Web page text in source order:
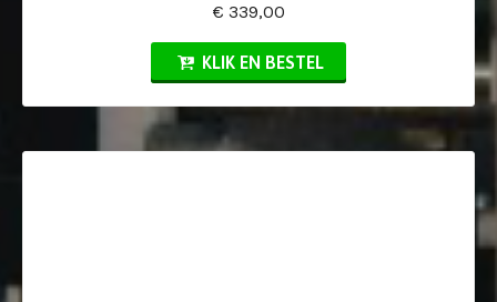
€ 339,00
KLIK EN BESTEL